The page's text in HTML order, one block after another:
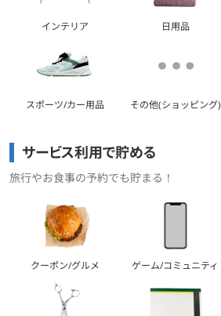
インテリア 日用品
スポーツ/カー用品 その他(ショッピング)
サービス利用で貯める
旅行やお食事の予約でも貯まる！
クーポン/グルメ ゲーム/コミュニティ